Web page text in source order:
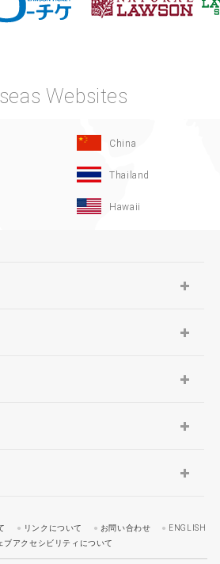
Websites
China
Thailand
Hawaii
リンクについて お問い合わせ
ENGLISH
ブアクセシビリティについて